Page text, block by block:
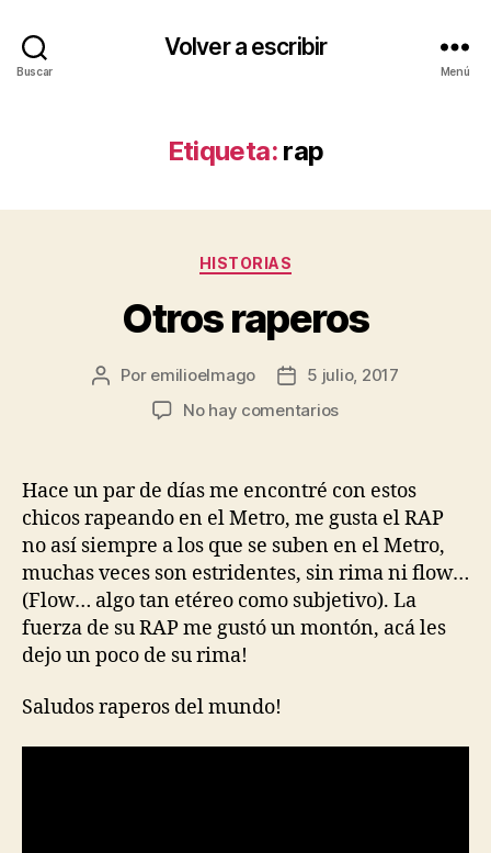
Buscar
Volver a escribir
Menú
Etiqueta: rap
Categorías
HISTORIAS
Otros raperos
Autor
Por emilioelmago
Fecha5 julio, 2017
No hay comentariosen
Hace un par de días me encontré con estos
chicos rapeando en el Metro, me gusta el RAP
no así siempre a los que se suben en el Metro,
muchas veces son estridentes, sin rima ni flow…
(Flow… algo tan etéreo como subjetivo). La
fuerza de su RAP me gustó un montón, acá les
dejo un poco de su rima!
Saludos raperos del mundo!